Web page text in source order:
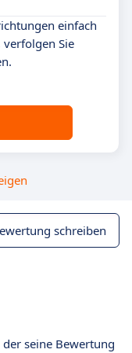
einfach
verfolgen Sie
schreiben
der seine Bewertung